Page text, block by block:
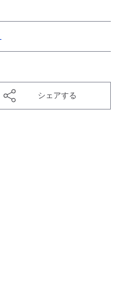
シェアする